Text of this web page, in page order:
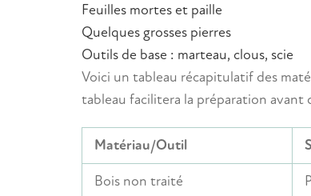
Feuilles mortes et paille
Quelques grosses pierres
Outils de base : marteau, clous, scie
Voici un tableau récapitulatif des
tableau facilitera la préparation avant
Matériau/Outil
Bois non traité